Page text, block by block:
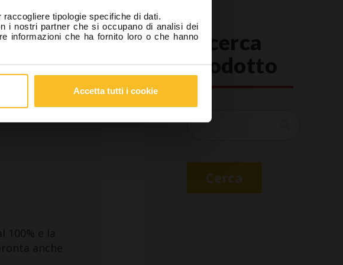
tipologie specifiche di dati.
i nostri partner che si occupano di analisi dei
informazioni che ha fornito loro o che hanno
Accetta tutti i cookie
100% e la
anche
Ricerca
prodotto
Cerca
Cerca
contenuto di questo sito
per la salute e la
un professionista